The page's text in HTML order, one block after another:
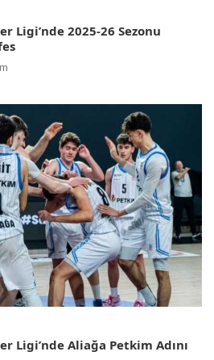
Ligi’nde 2025-26 Sezonu
Ligi’nde Aliağa Petkim Adını